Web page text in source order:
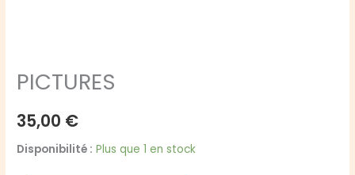
PICTURES
35,00 €
Disponibilité : Plus que 1 en stock